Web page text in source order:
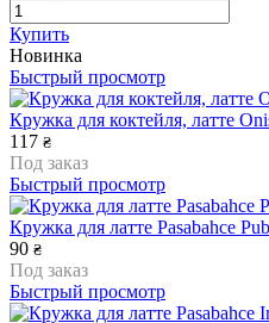
Купить
Новинка
Быстрый просмотр
Кружка для коктейля, латте
117 ₴
Под заказ
Быстрый просмотр
Кружка для латте Pasabahce
90 ₴
Под заказ
Быстрый просмотр